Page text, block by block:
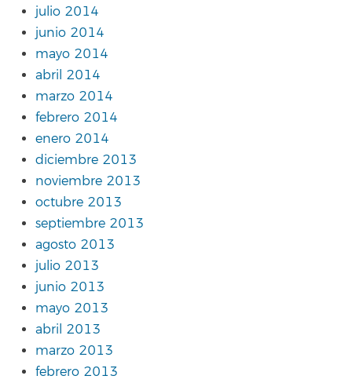
julio 2014
junio 2014
mayo 2014
abril 2014
marzo 2014
febrero 2014
enero 2014
diciembre 2013
noviembre 2013
octubre 2013
septiembre 2013
agosto 2013
julio 2013
junio 2013
mayo 2013
abril 2013
marzo 2013
febrero 2013